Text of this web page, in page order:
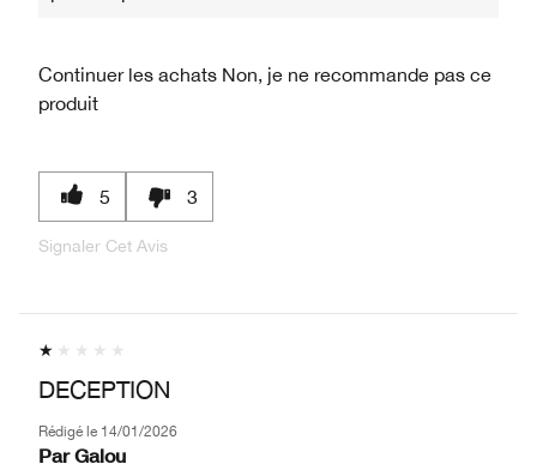
Continuer les achats Non, je ne recommande pas ce
produit
5 3
Signaler Cet Avis
DECEPTION
Rédigé le 14/01/2026
Par Galou